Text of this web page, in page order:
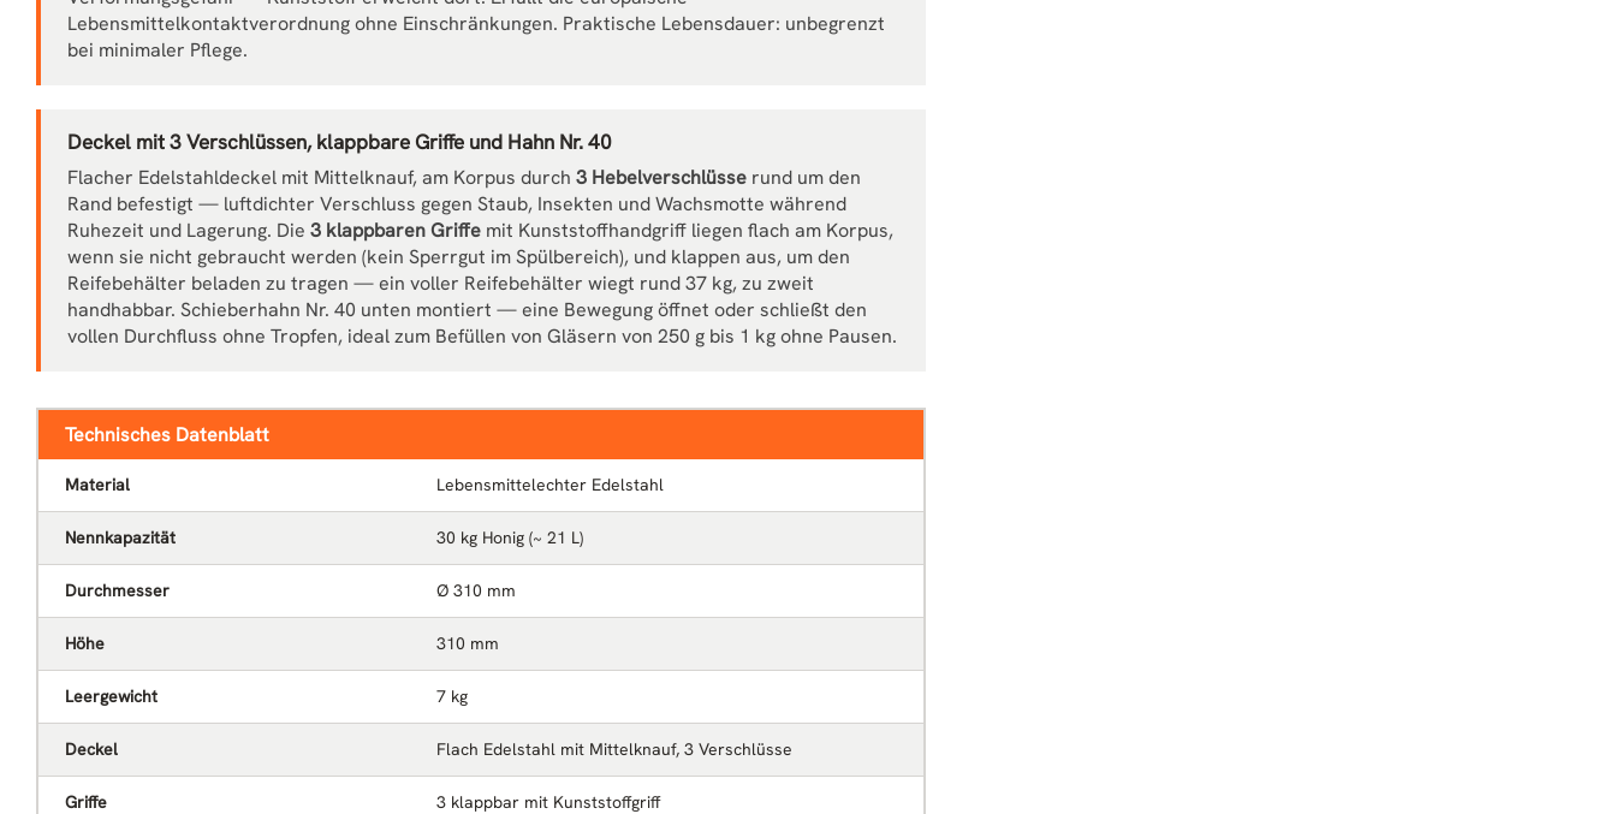
Lebensmittelkontaktverordnung ohne Einschränkungen. Praktische Lebensdauer: unbegrenzt
bei minimaler Pflege.
Deckel mit 3 Verschlüssen, klappbare Griffe und Hahn Nr. 40
Flacher Edelstahldeckel mit Mittelknauf, am Korpus durch 3 Hebelverschlüsse rund um den
Rand befestigt — luftdichter Verschluss gegen Staub, Insekten und Wachsmotte während
Ruhezeit und Lagerung. Die 3 klappbaren Griffe mit Kunststoffhandgriff liegen flach am Korpus,
wenn sie nicht gebraucht werden (kein Sperrgut im Spülbereich), und klappen aus, um den
Reifebehälter beladen zu tragen — ein voller Reifebehälter wiegt rund 37 kg, zu zweit
handhabbar. Schieberhahn Nr. 40 unten montiert — eine Bewegung öffnet oder schließt den
vollen Durchfluss ohne Tropfen, ideal zum Befüllen von Gläsern von 250 g bis 1 kg ohne Pausen.
Technisches Datenblatt
Material Lebensmittelechter Edelstahl
Nennkapazität 30 kg Honig (~ 21 L)
Durchmesser Ø 310 mm
Höhe 310 mm
Leergewicht 7 kg
Deckel Flach Edelstahl mit Mittelknauf, 3 Verschlüsse
Griffe 3 klappbar mit Kunststoffgriff